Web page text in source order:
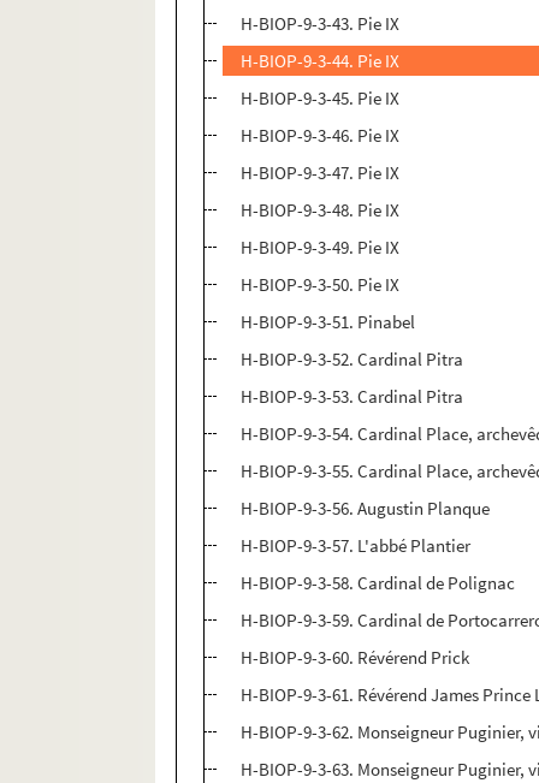
H-BIOP-9-3-43. Pie IX
H-BIOP-9-3-44. Pie IX
H-BIOP-9-3-45. Pie IX
H-BIOP-9-3-46. Pie IX
H-BIOP-9-3-47. Pie IX
H-BIOP-9-3-48. Pie IX
H-BIOP-9-3-49. Pie IX
H-BIOP-9-3-50. Pie IX
H-BIOP-9-3-51. Pinabel
H-BIOP-9-3-52. Cardinal Pitra
H-BIOP-9-3-53. Cardinal Pitra
H-BIOP-9-3-54. Cardinal Place,
H-BIOP-9-3-55. Cardinal Place,
H-BIOP-9-3-56. Augustin Planque
H-BIOP-9-3-57. L'abbé Plantier
H-BIOP-9-3-58. Cardinal de Polignac
H-BIOP-9-3-59. Cardinal de
H-BIOP-9-3-60. Révérend Prick
H-BIOP-9-3-61. Révérend James Prince
H-BIOP-9-3-62. Monseigneur Puginier,
H-BIOP-9-3-63. Monseigneur Puginier,